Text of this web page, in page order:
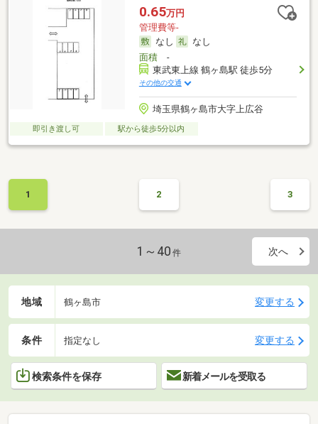
0.65万円
管理費等-
なし
なし
面積-
東武東上線 鶴ヶ島駅 徒歩5分
その他の交通
埼玉県鶴ヶ島市大字上広谷
即引き渡し可 駅から徒歩5分以内
1 2 3
1～40 件 次へ
地域 鶴ヶ島市 変更する
条件 指定なし 変更する
検索条件を保存 新着メールを受取る